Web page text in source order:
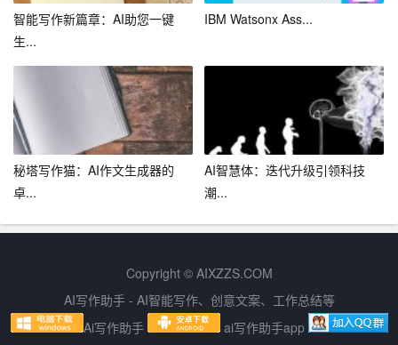
1.养成良好的工作习惯，保持良好的工作状态。
2.设定个人目标，通过自我激励，不断提升自己的工作动
力。
3.保持学习和成长的心态，不断挑战自己，突破自己的舒
适区。
总之，2024年是我作为一名营业员的成长之年，我将以此
为契机，不断提升自己的业务能力、客户服务水平和工作
为动力，实现个人职业生涯的突破和成长。我相信，通过
努力和坚持，我一定能够在2024年取得更好的成绩。
智能写作新篇章：AI助您一键
生...
IBM Watsonx Ass...
秘塔写作猫：AI作文生成器的
卓...
AI智慧体：迭代升级引领科技
潮...
Copyright © AIXZZS.COM
AI写作助手 - AI智能写作、创意文案、工作总结等
Ai写作助手
ai写作助手app